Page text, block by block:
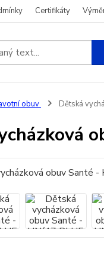
Certifikáty
obuv Dětská